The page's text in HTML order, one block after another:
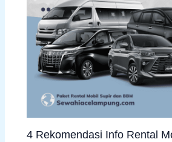
4 Rekomendasi Info Rental